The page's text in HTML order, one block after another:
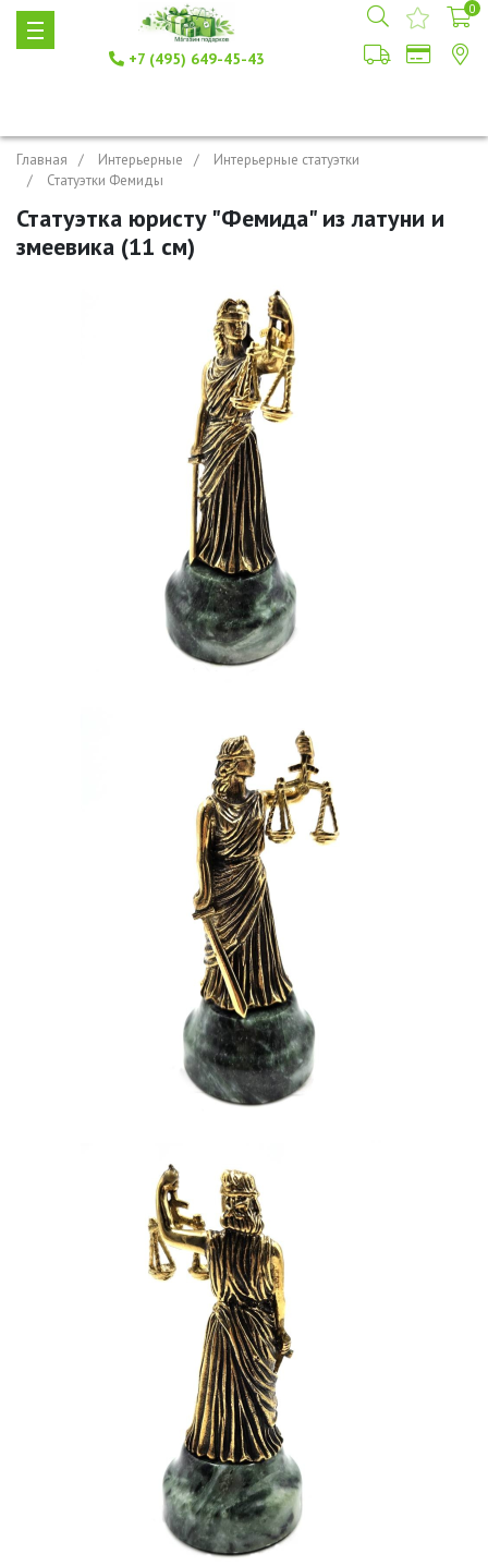
+7 (495) 649-45-43
0
Главная Интерьерные
Интерьерные статуэтки
Статуэтки Фемиды
Статуэтка юристу "Фемида" из латуни и
змеевика (11 см)